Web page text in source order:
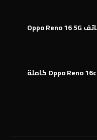
مواصفات وميزات هاتف Oppo Reno 16 5G